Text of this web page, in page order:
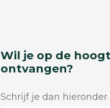
Wil je op de
ontvangen?
Schrijf je dan hieronder